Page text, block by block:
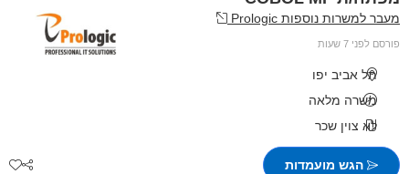
מעבר למשרות נוספות Prologic
פורסם לפני 7 שעות
תל אביב יפו
משרה מלאה
לא צוין שכר
הגש מועמדות